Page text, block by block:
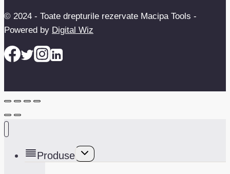
© 2024 - Toate drepturile rezervate Macipa Tools -
Powered by Digital Wiz
Produse
Toggle
child